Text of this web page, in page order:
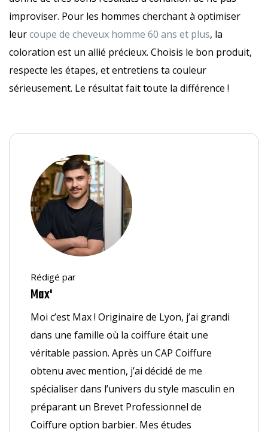
improviser. Pour les hommes cherchant à optimiser
leurcoupe de cheveux homme 60 ans et plus, la
coloration est un allié précieux. Choisis le bon produit,
respecte les étapes, et entretiens ta couleur
sérieusement. Le résultat fait toute la différence !
Rédigé par
Max'
Moi c’est Max ! Originaire de Lyon, j’ai grandi
dans une famille où la coiffure était une
véritable passion. Après un CAP Coiffure
obtenu avec mention, j’ai décidé de me
spécialiser dans l’univers du style masculin en
préparant un Brevet Professionnel de
Coiffure option barbier. Mes études